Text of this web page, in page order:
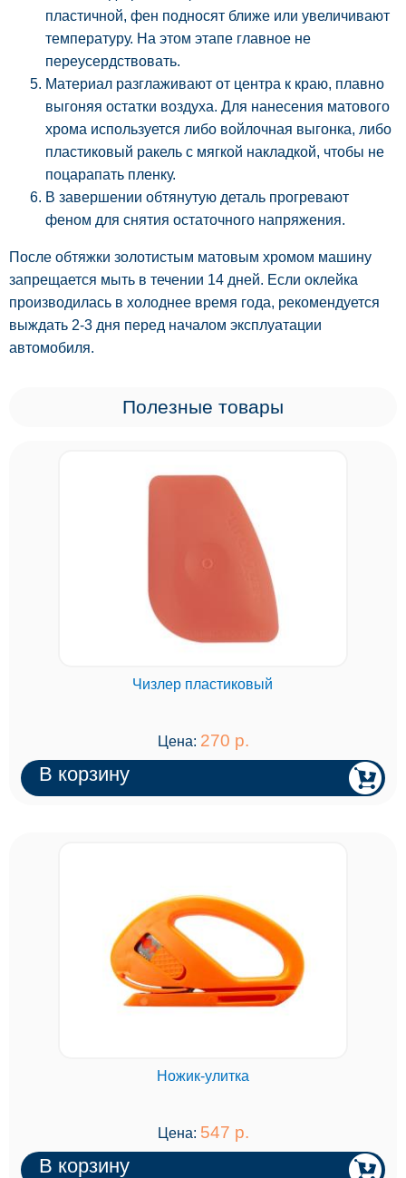
пластичной, фен подносят ближе или увеличивают
температуру. На этом этапе главное не
переусердствовать.
Материал разглаживают от центра к краю, плавно
выгоняя остатки воздуха. Для нанесения матового
хрома используется либо войлочная выгонка, либо
пластиковый ракель с мягкой накладкой, чтобы не
поцарапать пленку.
В завершении обтянутую деталь прогревают
феном для снятия остаточного напряжения.
После обтяжки золотистым матовым хромом машину
запрещается мыть в течении 14 дней. Если оклейка
производилась в холоднее время года, рекомендуется
выждать 2-3 дня перед началом эксплуатации
автомобиля.
Полезные товары
Чизлер пластиковый
Цена: 270 р.
В корзину
Ножик-улитка
Цена: 547 р.
В корзину